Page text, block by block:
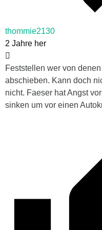
thommie2130
2 Jahre her
Feststellen wer von
abschieben. Kann doch
nicht. Faeser hat Angst
sinken um vor einen